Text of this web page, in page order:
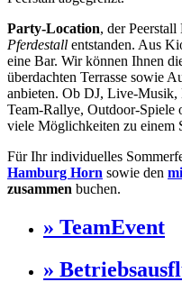
Party-Location, der
Pferdestall entstanden. Aus
eine Bar. Wir können Ihnen
überdachten Terrasse sowie
anbieten. Ob DJ, Live-Musik,
Team-Rallye, Outdoor-Spiele
viele Möglichkeiten zu einem
Für Ihr individuelles
Hamburg Horn sowie den
zusammen buchen.
» TeamEvent
»